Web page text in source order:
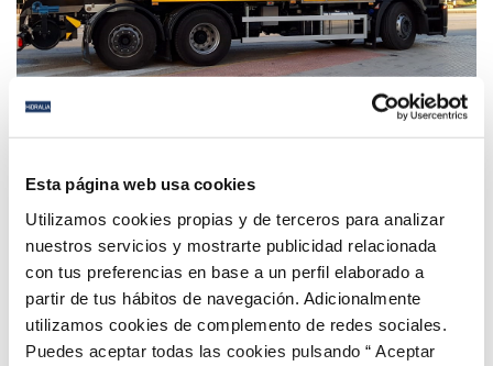
Esta página web usa cookies
Utilizamos cookies propias y de terceros para analizar
nuestros servicios y mostrarte publicidad relacionada
con tus preferencias en base a un perfil elaborado a
partir de tus hábitos de navegación. Adicionalmente
utilizamos cookies de complemento de redes sociales.
Puedes aceptar todas las cookies pulsando “ Aceptar
25 OCT 2018
San Fernando mejora su servicio de alcantarillado
con la renovación de parte de su flota
Anterior Siguiente